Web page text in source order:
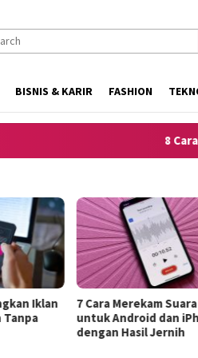
BISNIS & KARIR FASHION
8 Cara
7 Cara Merekam Suara di HP
untuk Android dan iPhone
dengan Hasil Jernih